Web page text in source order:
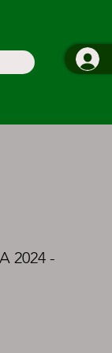
2024 -